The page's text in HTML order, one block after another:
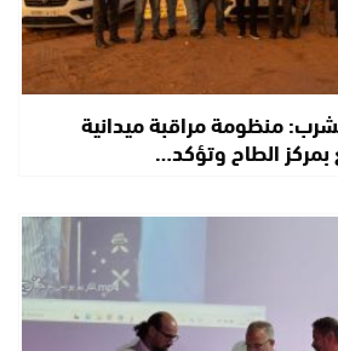
منظومة مراقبة ميدانية
الطاح وتؤكد…